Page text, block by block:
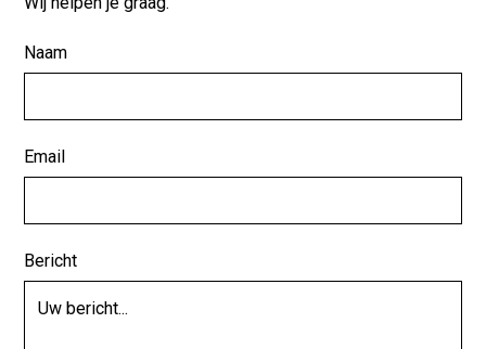
Naam
Email
Bericht